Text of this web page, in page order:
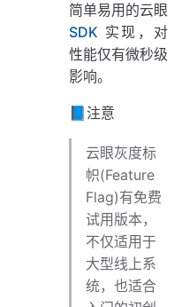
简单易用的云眼
SDK 实现，对
性能仅有微秒级
影响。
📘注意
云眼灰度标
帜(Feature
Flag)有免费
试用版本，
不仅适用于
大型线上系
统，也适合